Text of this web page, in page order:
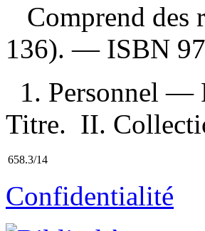
Comprend des
136). — ISBN
1. Personnel —
Titre. II.
658.3/14
Confidentialité